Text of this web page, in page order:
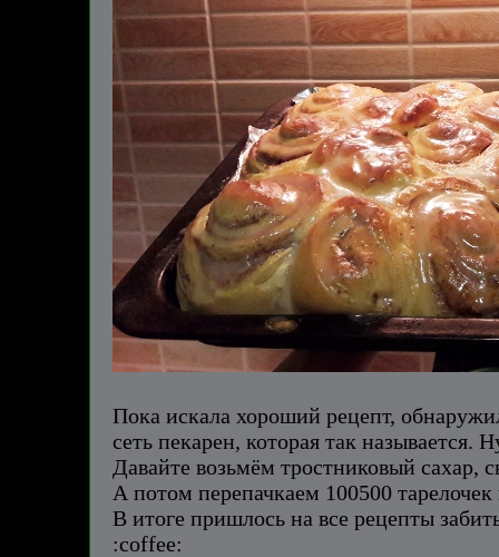
Пока искала хороший рецепт,
сеть пекарен, которая так называется.
Давайте возьмём тростниковый сахар,
А потом перепачкаем 100500
В итоге пришлось на все рецепты
:coffee: